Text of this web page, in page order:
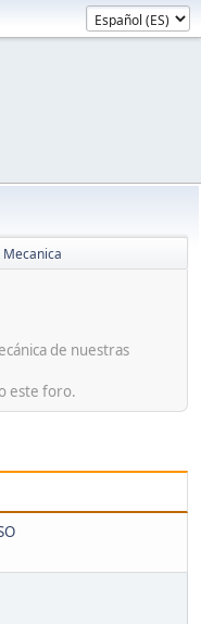
Mecanica
de nuestras
este foro.